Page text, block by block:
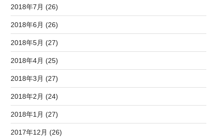
2018年7月 (26)
2018年6月 (26)
2018年5月 (27)
2018年4月 (25)
2018年3月 (27)
2018年2月 (24)
2018年1月 (27)
2017年12月 (26)